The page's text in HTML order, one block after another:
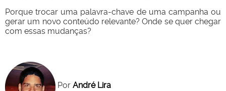
Porque trocar uma palavra-chave de uma campanha ou
gerar um novo conteúdo relevante? Onde se quer chegar
com essas mudanças?
Por André Lira